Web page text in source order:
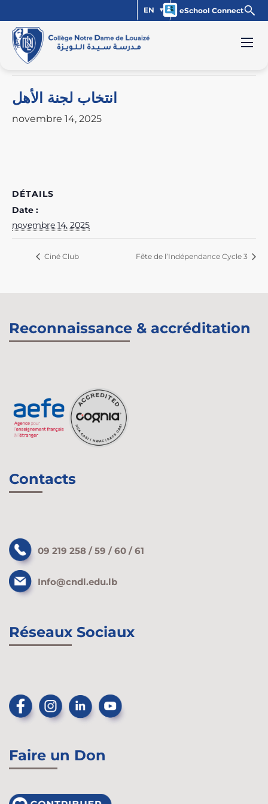
EN eSchool Connect
« Tous les Évènements
Cet évènement est passé.
انتخاب لجنة الأهل
novembre 14, 2025
DÉTAILS
Date :
novembre 14, 2025
Ciné Club Fête de l’Indépendance Cycle 3
Reconnaissance & accréditation
Contacts
09 219 258 / 59 / 60 / 61
Info@cndl.edu.lb
Réseaux Sociaux
Faire un Don